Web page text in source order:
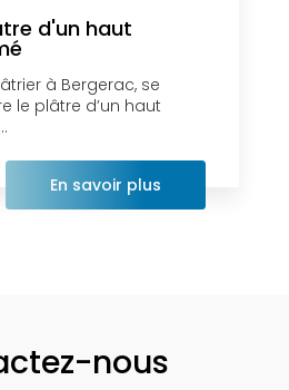
d'un haut
à Bergerac, se
le plâtre d’un haut
En savoir plus
nous